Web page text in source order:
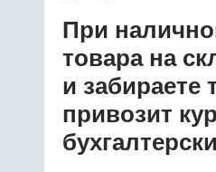
При
товара на
и забираете
привозит